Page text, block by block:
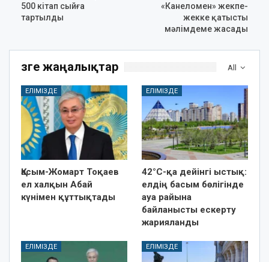
500 кітап сыйға
тартылды
«Канеломен» жекпе-
жекке қатысты
мәлімдеме жасады
All
Өзге жаңалықтар
ЕЛІМІЗДЕ
Қасым-Жомарт Тоқаев
ел халқын Абай
күнімен құттықтады
ЕЛІМІЗДЕ
42°C-қа дейінгі ыстық:
елдің басым бөлігінде
ауа райына
байланысты ескерту
жарияланды
ЕЛІМІЗДЕ ЕЛІМІЗДЕ